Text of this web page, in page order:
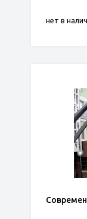
нет в